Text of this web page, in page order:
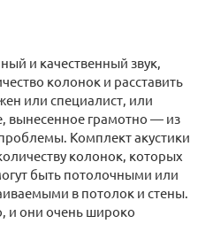
и качественный звук,
колонок и расставить
или специалист, или
вынесенное грамотно — из
Комплект акустики
колонок, которых
быть потолочными или
в потолок и стены.
и они очень широко